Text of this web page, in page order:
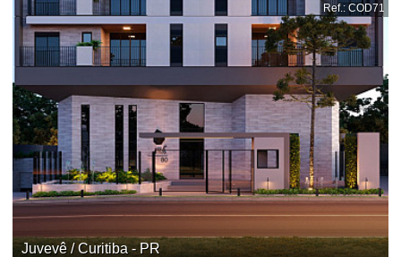
Ref.: COD71
Juvevê / Curitiba - PR